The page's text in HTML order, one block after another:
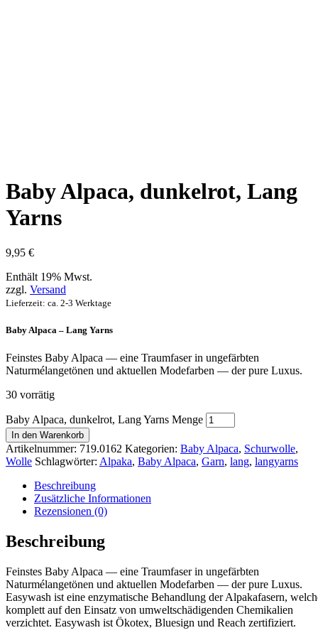
Baby Alpaca, dunkelrot, Lang
Yarns
9,95 €
Enthält 19% Mwst.
zzgl. Versand
Lieferzeit: ca. 2-3 Werktage
Baby Alpaca – Lang Yarns
Feinstes Baby Alpaca — eine Traumfaser in ungefärbten
Naturmélangetönen und aktuellen Modefarben — der pure Luxus.
30 vorrätig
Baby Alpaca, dunkelrot, Lang Yarns Menge
In den Warenkorb
Artikelnummer: 719.0162 Kategorien: Baby Alpaca, Schurwolle,
Wolle Schlagwörter: Alpaka, Baby Alpaca, Garn, lang, langyarns
Beschreibung
Zusätzliche Informationen
Rezensionen (0)
Beschreibung
Feinstes Baby Alpaca — eine Traumfaser in ungefärbten
Naturmélangetönen und aktuellen Modefarben — der pure Luxus.
Easywash ist eine enzymatische Behandlung der Alpakafasern,
komplett auf den Einsatz von umweltschädigenden Chemikalien
verzichtet. Easywash ist Ökotex, Bluesign und Reach zertifiziert.